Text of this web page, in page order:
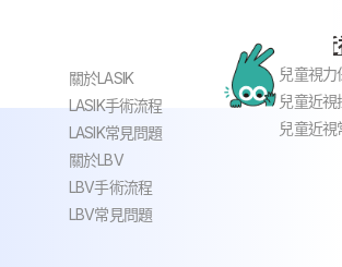
關於LASIK
LASIK手術流程
LASIK常見問題
關於LBV
LBV手術流程
LBV常見問題
兒童
兒童視力
兒童近視
兒童近視